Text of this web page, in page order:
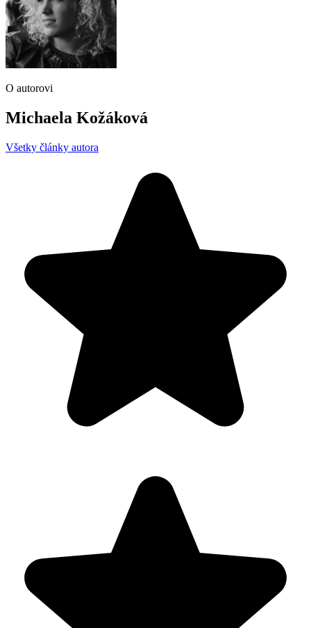
O autorovi
Michaela Kožáková
Všetky články autora